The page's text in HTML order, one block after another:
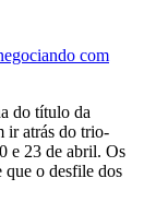
do título da
ir atrás do trio-
e 23 de abril. Os
que o desfile dos